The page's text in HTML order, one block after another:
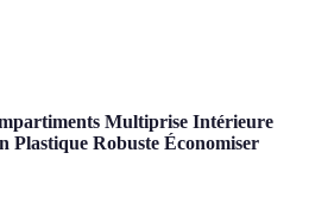
Multiprise Intérieure
Plastique Robuste Économiser